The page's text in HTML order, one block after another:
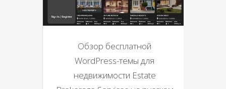
Обзор бесплатной
WordPress-темы для
недвижимости Estate